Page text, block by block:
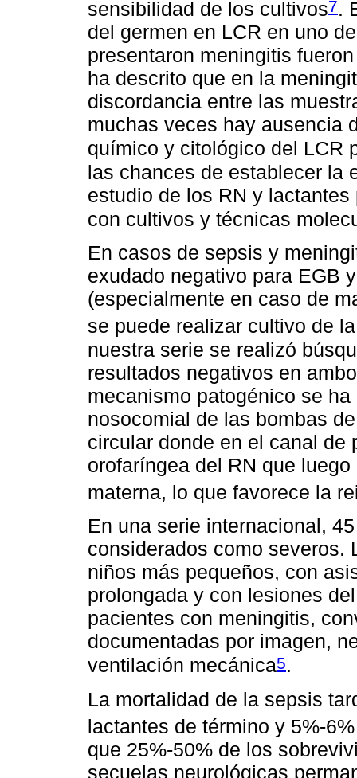
sensibilidad de los cultivos7.
del germen en LCR en uno
presentaron meningitis
ha descrito que en la
discordancia entre las
muchas veces hay ausencia
químico y citológico del LCR
las chances de establecer la
estudio de los RN y
con cultivos y técnicas
En casos de sepsis y
exudado negativo para EGB
(especialmente en caso de
se puede realizar cultivo de
nuestra serie se realizó
resultados negativos en
mecanismo patogénico se
nosocomial de las bombas
circular donde en el canal de
orofaríngea del RN que
materna, lo que favorece la
En una serie internacional,
considerados como severos.
niños más pequeños, con
prolongada y con lesiones
pacientes con meningitis,
documentadas por imagen,
ventilación mecánica5.
La mortalidad de la sepsis
lactantes de término y 5%-
que 25%-50% de los
secuelas neurológicas